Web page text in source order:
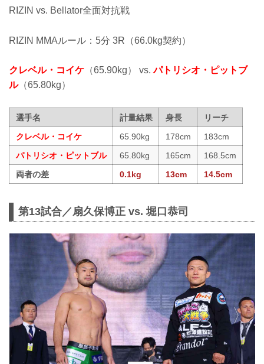
RIZIN vs. Bellator全面対抗戦
RIZIN MMAルール：5分 3R（66.0kg契約）
クレベル・コイケ （65.90kg） vs.パトリシオ・ピットブ
ル（65.80kg）
選手名 計量結果 身長
リーチ
クレベル・コイケ
65.90kg 178cm
183cm
パトリシオ・ピットブル
65.80kg 165cm
168.5cm
両者の差
0.1kg 13cm 14.5cm
第13試合／扇久保博正 vs. 堀口恭司